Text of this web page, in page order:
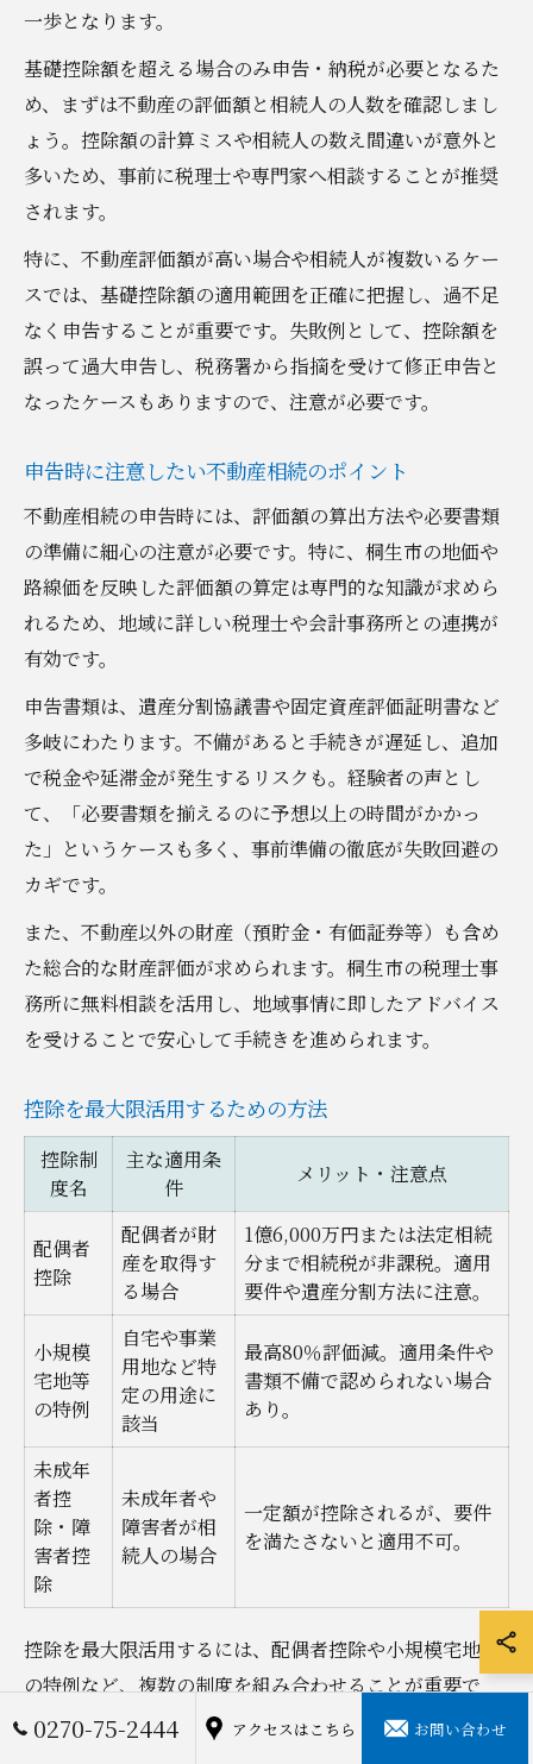
一歩となります。
基礎控除額を超える場合のみ申告・納税が必要となるた
め、まずは不動産の評価額と相続人の人数を確認しまし
ょう。控除額の計算ミスや相続人の数え間違いが意外と
多いため、事前に税理士や専門家へ相談することが推奨
されます。
特に、不動産評価額が高い場合や相続人が複数いるケー
スでは、基礎控除額の適用範囲を正確に把握し、過不足
なく申告することが重要です。失敗例として、控除額を
誤って過大申告し、税務署から指摘を受けて修正申告と
なったケースもありますので、注意が必要です。
申告時に注意したい不動産相続のポイント
不動産相続の申告時には、評価額の算出方法や必要書類
の準備に細心の注意が必要です。特に、桐生市の地価や
路線価を反映した評価額の算定は専門的な知識が求めら
れるため、地域に詳しい税理士や会計事務所との連携が
有効です。
申告書類は、遺産分割協議書や固定資産評価証明書など
多岐にわたります。不備があると手続きが遅延し、追加
で税金や延滞金が発生するリスクも。経験者の声とし
て、「必要書類を揃えるのに予想以上の時間がかかっ
た」というケースも多く、事前準備の徹底が失敗回避の
カギです。
また、不動産以外の財産（預貯金・有価証券等）も含め
た総合的な財産評価が求められます。桐生市の税理士事
務所に無料相談を活用し、地域事情に即したアドバイス
を受けることで安心して手続きを進められます。
控除を最大限活用するための方法
控除制
度名
主な適用条
件
メリット・注意点
配偶者
控除
配偶者が財
産を取得す
る場合
1億6,000万円または法定相続
分まで相続税が非課税。適用
要件や遺産分割方法に注意。
小規模
宅地等
の特例
自宅や事業
用地など特
定の用途に
該当
最高80％評価減。適用条件や
書類不備で認められない場合
あり。
未成年
者控
除・障
害者控
除
未成年者や
障害者が相
続人の場合
一定額が控除されるが、要件
を満たさないと適用不可。
控除を最大限活用するには、配偶者控除や小規模宅地等
の特例など、複数の制度を組み合わせることが重要で
す。例えば、小規模宅地等の特例は、被相続人の自宅や
0270-75-2444 アクセスはこちら お問い合わせ